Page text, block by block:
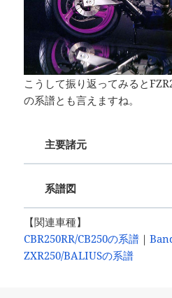
こうして振り返ってみると
の系譜とも言えますね。
主要諸元
系譜図
【関連車種】
CBR250RR/CB250の系譜 ｜
ZXR250/BALIUSの系譜